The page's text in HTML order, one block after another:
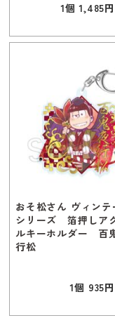
1個 1,485
おそ松さん ヴィンテ
シリーズ 箔押しア
ルキーホルダー 百
行松
1個 935